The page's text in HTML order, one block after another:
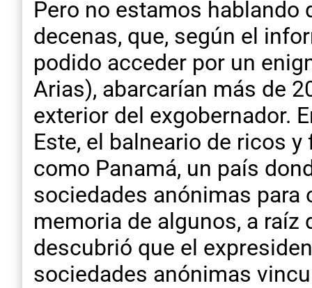
Pero no estamos hablando
decenas, que, según el
podido acceder por un
Arias), abarcarían más de
exterior del exgobernador.
Este, el balneario de ricos
como Panamá, un país
sociedades anónimas para
memoria de algunos, a
descubrió que el
sociedades anónimas